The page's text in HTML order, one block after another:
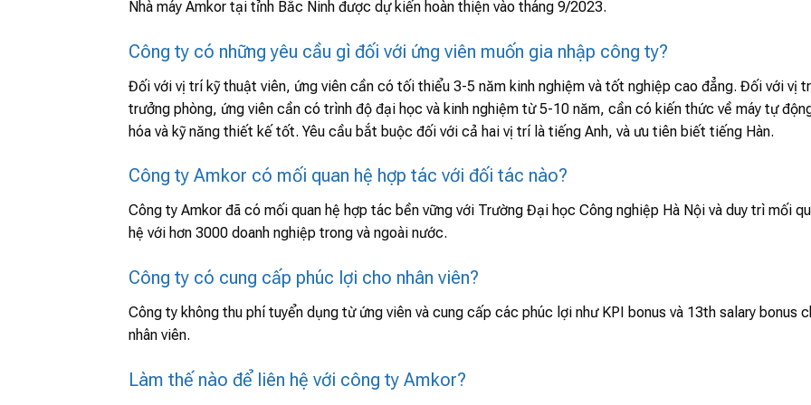
Nhà máy Amkor tại tỉnh Bắc Ninh được dự kiến hoàn thiện vào tháng 9/2023.
Công ty có những yêu cầu gì đối với ứng viên muốn gia nhập công ty?
Đối với vị trí kỹ thuật viên, ứng viên cần có tối thiểu 3-5 năm kinh nghiệm và tốt nghiệp cao đẳng. Đối với vị
trưởng phòng, ứng viên cần có trình độ đại học và kinh nghiệm từ 5-10 năm, cần có kiến thức về máy tự
hóa và kỹ năng thiết kế tốt. Yêu cầu bắt buộc đối với cả hai vị trí là tiếng Anh, và ưu tiên biết tiếng Hàn.
Công ty Amkor có mối quan hệ hợp tác với đối tác nào?
Công ty Amkor đã có mối quan hệ hợp tác bền vững với Trường Đại học Công nghiệp Hà Nội và duy trì mối
hệ với hơn 3000 doanh nghiệp trong và ngoài nước.
Công ty có cung cấp phúc lợi cho nhân viên?
Công ty không thu phí tuyển dụng từ ứng viên và cung cấp các phúc lợi như KPI bonus và 13th salary bonus
nhân viên.
Làm thế nào để liên hệ với công ty Amkor?